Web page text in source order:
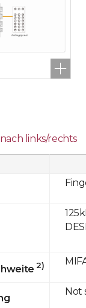
links/rechts
2)
Not